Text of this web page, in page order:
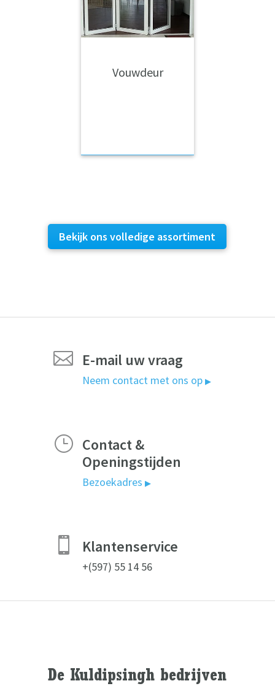
Vouwdeur
Bekijk ons volledige assortiment
 E-mail uw vraag
Neem contact met ons op▶
} Contact &
Openingstijden
Bezoekadres▶
 Klantenservice
+(597) 55 14 56
De Kuldipsingh bedrijven